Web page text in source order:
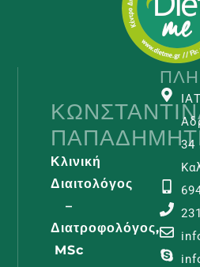
Κλινική
Διαιτολόγος
–
Διατροφολόγος,
MSc
34